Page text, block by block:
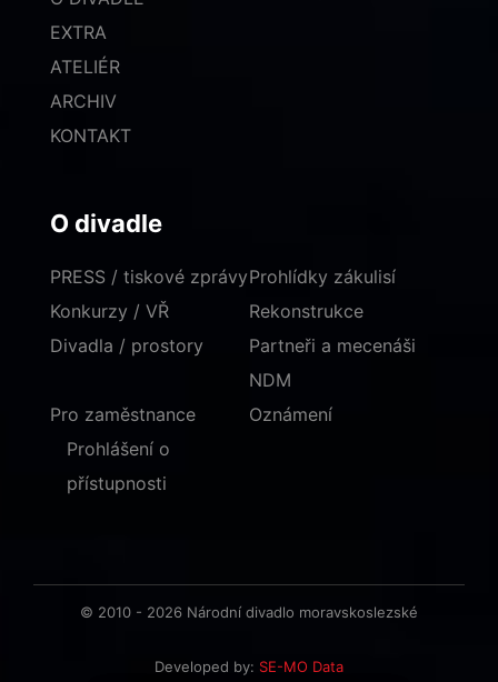
EXTRA
ATELIÉR
ARCHIV
KONTAKT
O divadle
PRESS / tiskové zprávy
Konkurzy / VŘ
Divadla / prostory
Prohlídky zákulisí
Rekonstrukce
Partneři a mecenáši
NDM
Pro zaměstnance
Oznámení
Prohlášení o
přístupnosti
© 2010 - 2026 Národní divadlo moravskoslezské
Developed by: SE-MO Data